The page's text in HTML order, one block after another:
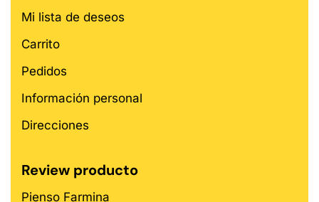
Mi lista de deseos
Carrito
Pedidos
Información personal
Direcciones
Review producto
Pienso Farmina